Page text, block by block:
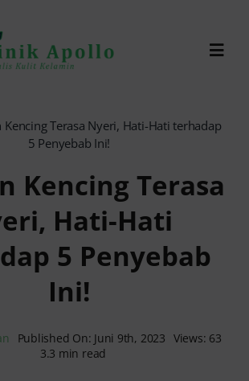
Kencing Terasa Nyeri, Hati-Hati terhadap
5 Penyebab Ini!
Kencing Terasa
Hati-Hati
5 Penyebab
Ini!
Published On: Juni 9th, 2023 Views: 63
3.3 min read